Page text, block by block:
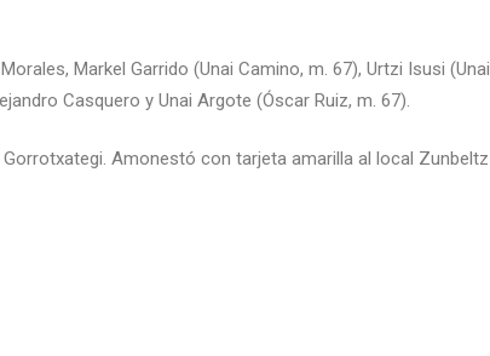
Markel Garrido (Unai Camino, m. 67), Urtzi Isusi (Unai
Casquero y Unai Argote (Óscar Ruiz, m. 67).
Amonestó con tarjeta amarilla al local Zunbeltz